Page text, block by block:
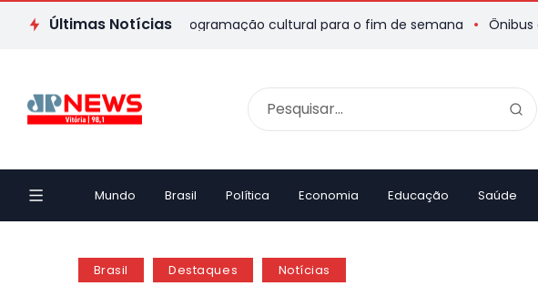
Últimas Notícias
veja passeios e programação cultural para o fim de semana Ônibus de
Mundo Brasil Política Economia Educação Saúde
Brasil Destaques Notícias